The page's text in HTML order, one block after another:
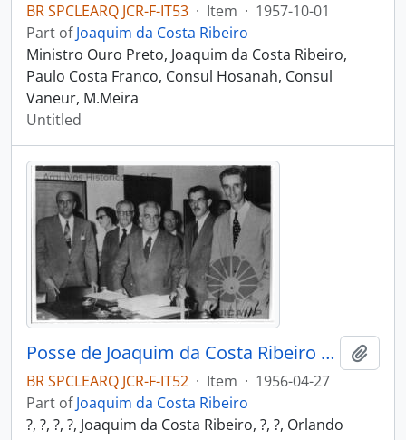
BR SPCLEARQ JCR-F-IT53 · Item · 1957-10-01
Part ofJoaquim da Costa Ribeiro
Ministro Ouro Preto, Joaquim da Costa Ribeiro,
Paulo Costa Franco, Consul Hosanah, Consul
Vaneur, M.Meira
Untitled
Posse de Joaquim da Costa Ribeiro como Presidente da Comissão de Energia Atômica
BR SPCLEARQ JCR-F-IT52 · Item · 1956-04-27
Part ofJoaquim da Costa Ribeiro
?, ?, ?, ?, Joaquim da Costa Ribeiro, ?, ?, Orlando